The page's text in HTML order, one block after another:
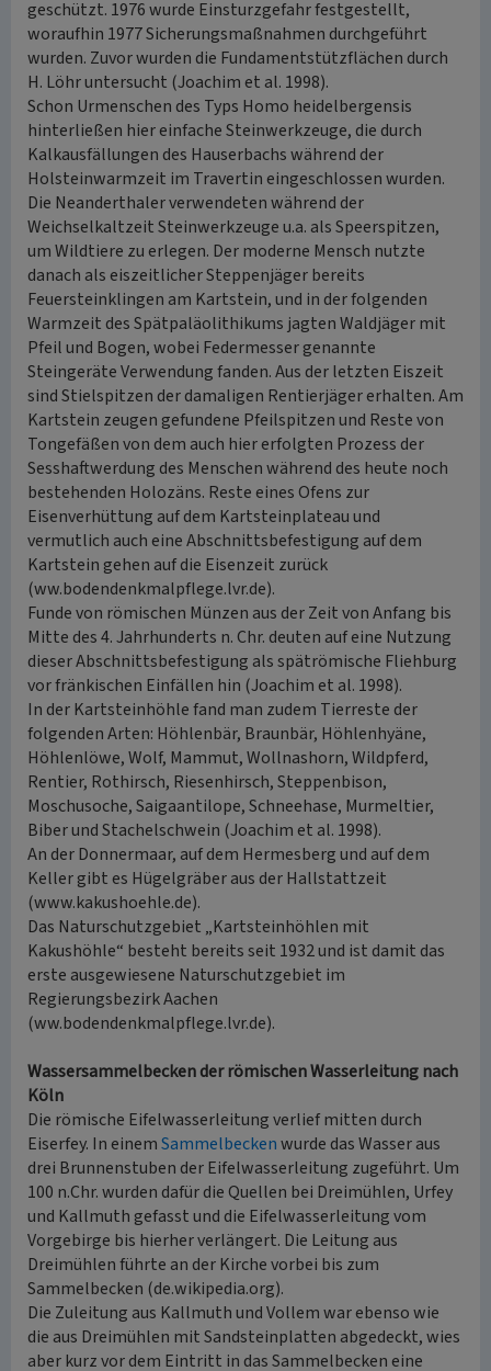
geschützt. 1976 wurde Einsturzgefahr festgestellt,
woraufhin 1977 Sicherungsmaßnahmen durchgeführt
wurden. Zuvor wurden die Fundamentstützflächen durch
H. Löhr untersucht (Joachim et al. 1998).
Schon Urmenschen des Typs Homo heidelbergensis
hinterließen hier einfache Steinwerkzeuge, die durch
Kalkausfällungen des Hauserbachs während der
Holsteinwarmzeit im Travertin eingeschlossen wurden.
Die Neanderthaler verwendeten während der
Weichselkaltzeit Steinwerkzeuge u.a. als Speerspitzen,
um Wildtiere zu erlegen. Der moderne Mensch nutzte
danach als eiszeitlicher Steppenjäger bereits
Feuersteinklingen am Kartstein, und in der folgenden
Warmzeit des Spätpaläolithikums jagten Waldjäger mit
Pfeil und Bogen, wobei Federmesser genannte
Steingeräte Verwendung fanden. Aus der letzten Eiszeit
sind Stielspitzen der damaligen Rentierjäger erhalten. Am
Kartstein zeugen gefundene Pfeilspitzen und Reste von
Tongefäßen von dem auch hier erfolgten Prozess der
Sesshaftwerdung des Menschen während des heute noch
bestehenden Holozäns. Reste eines Ofens zur
Eisenverhüttung auf dem Kartsteinplateau und
vermutlich auch eine Abschnittsbefestigung auf dem
Kartstein gehen auf die Eisenzeit zurück
(ww.bodendenkmalpflege.lvr.de).
Funde von römischen Münzen aus der Zeit von Anfang bis
Mitte des 4. Jahrhunderts n. Chr. deuten auf eine Nutzung
dieser Abschnittsbefestigung als spätrömische Fliehburg
vor fränkischen Einfällen hin (Joachim et al. 1998).
In der Kartsteinhöhle fand man zudem Tierreste der
folgenden Arten: Höhlenbär, Braunbär, Höhlenhyäne,
Höhlenlöwe, Wolf, Mammut, Wollnashorn, Wildpferd,
Rentier, Rothirsch, Riesenhirsch, Steppenbison,
Moschusoche, Saigaantilope, Schneehase, Murmeltier,
Biber und Stachelschwein (Joachim et al. 1998).
An der Donnermaar, auf dem Hermesberg und auf dem
Keller gibt es Hügelgräber aus der Hallstattzeit
(www.kakushoehle.de).
Das Naturschutzgebiet „Kartsteinhöhlen mit
Kakushöhle“ besteht bereits seit 1932 und ist damit das
erste ausgewiesene Naturschutzgebiet im
Regierungsbezirk Aachen
(ww.bodendenkmalpflege.lvr.de).
Wassersammelbecken der römischen Wasserleitung nach
Köln
Die römische Eifelwasserleitung verlief mitten durch
Eiserfey. In einemSammelbeckenwurde das Wasser aus
drei Brunnenstuben der Eifelwasserleitung zugeführt. Um
100 n.Chr. wurden dafür die Quellen bei Dreimühlen, Urfey
und Kallmuth gefasst und die Eifelwasserleitung vom
Vorgebirge bis hierher verlängert. Die Leitung aus
Dreimühlen führte an der Kirche vorbei bis zum
Sammelbecken (de.wikipedia.org).
Die Zuleitung aus Kallmuth und Vollem war ebenso wie
die aus Dreimühlen mit Sandsteinplatten abgedeckt, wies
aber kurz vor dem Eintritt in das Sammelbecken eine